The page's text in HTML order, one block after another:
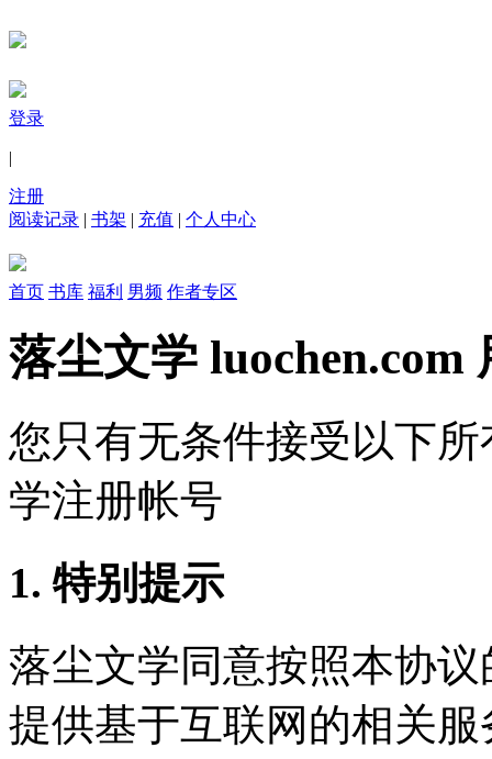
登录
|
注册
阅读记录 | 书架 | 充值 | 个人中心
首页 书库 福利 男频 作者专区
落尘文学 luochen.com
您只有无条件接受以下
学注册帐号
1. 特别提示
落尘文学同意按照本协
提供基于互联网的相关